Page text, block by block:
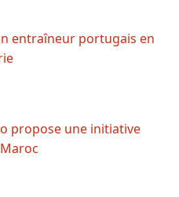
entraîneur portugais en
propose une initiative